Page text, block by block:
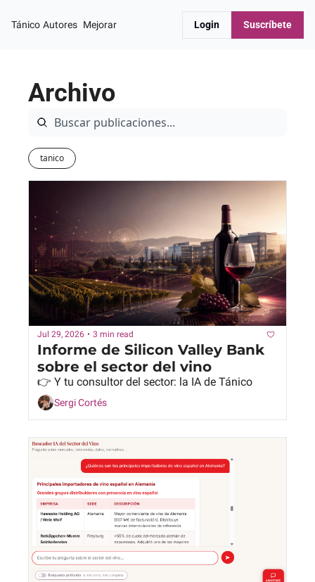
Tánico Autores Mejorar Login Suscríbete
Archivo
tanico
Jul 29, 2026 • 3 min read
Informe de Silicon Valley Bank
sobre el sector del vino
👉 Y tu consultor del sector: la IA de Tánico
Sergi Cortés